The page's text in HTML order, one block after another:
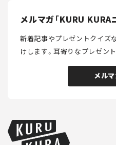
メルマガ「KURU KURA
新着記事やプレゼントクイズ
けします。耳寄りなプレゼン
メル